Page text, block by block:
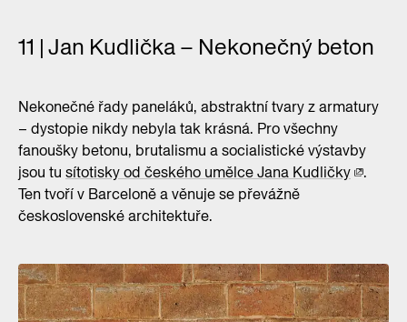
11 | Jan Kudlička – Nekonečný beton
Nekonečné řady paneláků, abstraktní tvary z armatury
– dystopie nikdy nebyla tak krásná. Pro všechny
fanoušky betonu, brutalismu a socialistické výstavby
jsou tu sítotisky od českého umělce Jana Kudličky
.
Ten tvoří v Barceloně a věnuje se převážně
československé architektuře.